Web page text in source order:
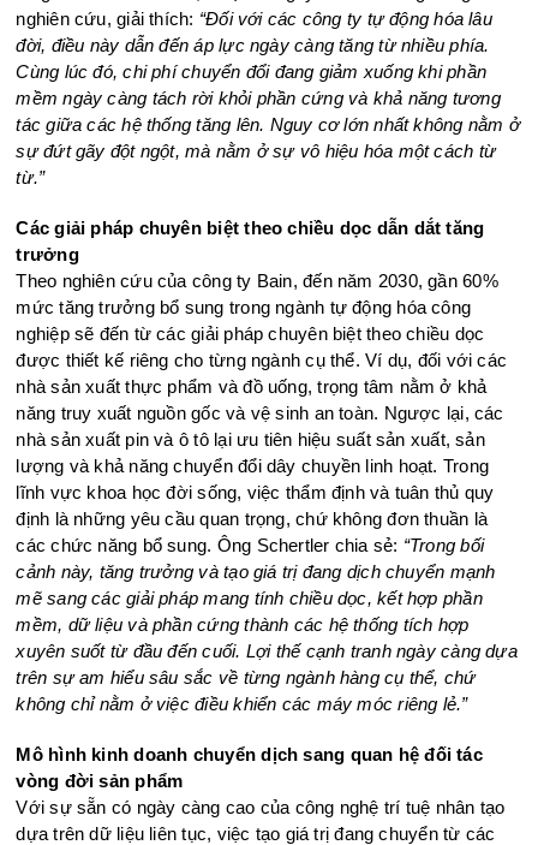
nghiên cứu, giải thích: “Đối với các công ty tự động hóa lâu
đời, điều này dẫn đến áp lực ngày càng tăng từ nhiều phía.
Cùng lúc đó, chi phí chuyển đổi đang giảm xuống khi phần
mềm ngày càng tách rời khỏi phần cứng và khả năng tương
tác giữa các hệ thống tăng lên. Nguy cơ lớn nhất không nằm ở
sự đứt gãy đột ngột, mà nằm ở sự vô hiệu hóa một cách từ
từ.”
Các giải pháp chuyên biệt theo chiều dọc dẫn dắt tăng
trưởng
Theo nghiên cứu của công ty Bain, đến năm 2030, gần 60%
mức tăng trưởng bổ sung trong ngành tự động hóa công
nghiệp sẽ đến từ các giải pháp chuyên biệt theo chiều dọc
được thiết kế riêng cho từng ngành cụ thể. Ví dụ, đối với các
nhà sản xuất thực phẩm và đồ uống, trọng tâm nằm ở khả
năng truy xuất nguồn gốc và vệ sinh an toàn. Ngược lại, các
nhà sản xuất pin và ô tô lại ưu tiên hiệu suất sản xuất, sản
lượng và khả năng chuyển đổi dây chuyền linh hoạt. Trong
lĩnh vực khoa học đời sống, việc thẩm định và tuân thủ quy
định là những yêu cầu quan trọng, chứ không đơn thuần là
các chức năng bổ sung. Ông Schertler chia sẻ: “Trong bối
cảnh này, tăng trưởng và tạo giá trị đang dịch chuyển mạnh
mẽ sang các giải pháp mang tính chiều dọc, kết hợp phần
mềm, dữ liệu và phần cứng thành các hệ thống tích hợp
xuyên suốt từ đầu đến cuối. Lợi thế cạnh tranh ngày càng dựa
trên sự am hiểu sâu sắc về từng ngành hàng cụ thể, chứ
không chỉ nằm ở việc điều khiển các máy móc riêng lẻ.”
Mô hình kinh doanh chuyển dịch sang quan hệ đối tác
vòng đời sản phẩm
Với sự sẵn có ngày càng cao của công nghệ trí tuệ nhân tạo
dựa trên dữ liệu liên tục, việc tạo giá trị đang chuyển từ các